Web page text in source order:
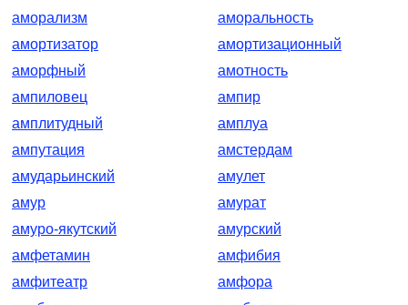
аморализм
аморальность
амортизатор
амортизационный
аморфный
амотность
ампиловец
ампир
амплитудный
амплуа
ампутация
амстердам
амударьинский
амулет
амур
амурат
амуро-якутский
амурский
амфетамин
амфибия
амфитеатр
амфора